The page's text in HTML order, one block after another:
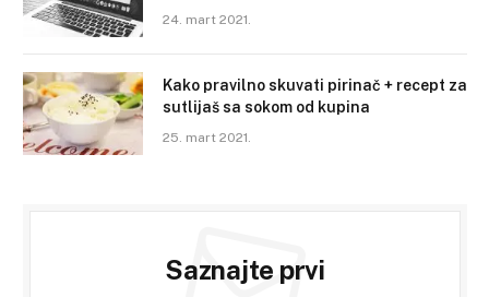
24. mart 2021.
Kako pravilno skuvati pirinač + recept za
sutlijaš sa sokom od kupina
25. mart 2021.
Saznajte prvi